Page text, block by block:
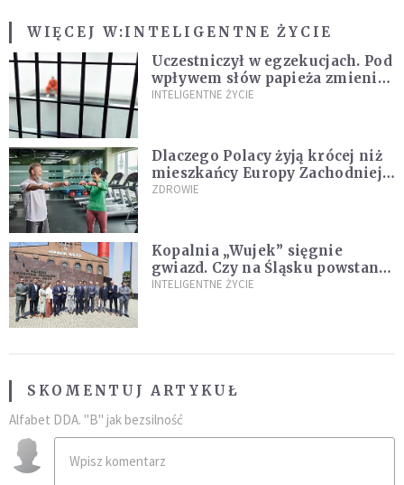
WIĘCEJ W:INTELIGENTNE ŻYCIE
Uczestniczył w egzekucjach. Pod
wpływem słów papieża zmienił
zdanie
INTELIGENTNE ŻYCIE
Dlaczego Polacy żyją krócej niż
mieszkańcy Europy Zachodniej?
Ekspertka wskazuje główne
ZDROWIE
Kopalnia „Wujek” sięgnie
gwiazd. Czy na Śląsku powstanie
„Dolina Krzemowa”?
INTELIGENTNE ŻYCIE
SKOMENTUJ ARTYKUŁ
Alfabet DDA. "B" jak bezsilność